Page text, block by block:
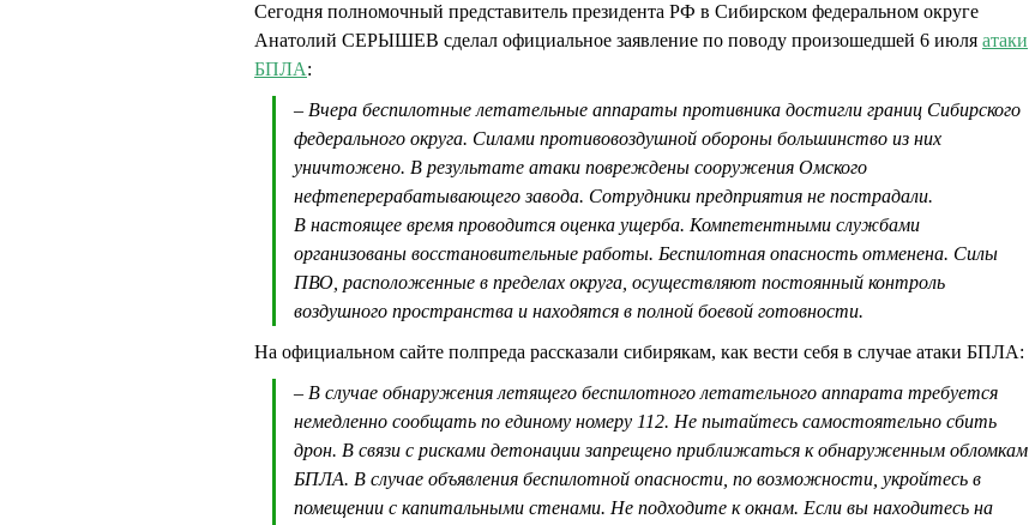
Сегодня полномочный представитель президента РФ в Сибирском федеральном округе
Анатолий СЕРЫШЕВ сделал официальное заявление по поводу произошедшей 6 июля атаки
БПЛА:
– Вчера беспилотные летательные аппараты противника достигли границ Сибирского
федерального округа. Силами противовоздушной обороны большинство из них
уничтожено. В результате атаки повреждены сооружения Омского
нефтеперерабатывающего завода. Сотрудники предприятия не пострадали.
В настоящее время проводится оценка ущерба. Компетентными службами
организованы восстановительные работы. Беспилотная опасность отменена. Силы
ПВО, расположенные в пределах округа, осуществляют постоянный контроль
воздушного пространства и находятся в полной боевой готовности.
На официальном сайте полпреда рассказали сибирякам, как вести себя в случае атаки БПЛА:
– В случае обнаружения летящего беспилотного летательного аппарата требуется
немедленно сообщать по единому номеру 112. Не пытайтесь самостоятельно сбить
дрон. В связи с рисками детонации запрещено приближаться к обнаруженным обломкам
БПЛА. В случае объявления беспилотной опасности, по возможности, укройтесь в
помещении с капитальными стенами. Не подходите к окнам. Если вы находитесь на